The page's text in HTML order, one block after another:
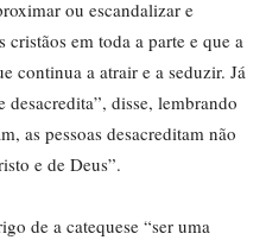
ou escandalizar e
em toda a parte e que a
continua a atrair e a seduzir. Já
desacredita”, disse, lembrando
as pessoas desacreditam não
e de Deus”.
de a catequese “ser uma